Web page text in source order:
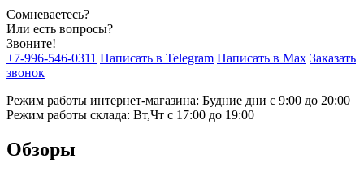
Сомневаетесь?
Или есть вопросы?
Звоните!
+7-996-546-0311 Написать в Telegram Написать в Max Заказать
звонок
Режим работы интернет-магазина: Будние дни с 9:00 до 20:00
Режим работы склада: Вт,Чт с 17:00 до 19:00
Обзоры